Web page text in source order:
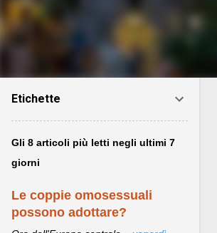
Etichette
Gli 8 articoli più letti negli ultimi 7
giorni
Le coppie omosessuali
possono adottare?